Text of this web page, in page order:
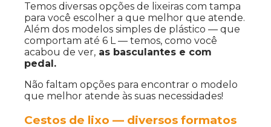
Temos diversas opções de lixeiras com tampa
para você escolher a que melhor que atende.
Além dos modelos simples de plástico — que
comportam até 6 L — temos, como você
acabou de ver, as basculantes e com
pedal.
Não faltam opções para encontrar o modelo
que melhor atende às suas necessidades!
Cestos de lixo — diversos formatos